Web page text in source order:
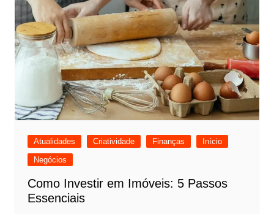
Atualidades Criatividade Finanças
Início
Negócios
Como Investir em Imóveis: 5 Passos
Essenciais